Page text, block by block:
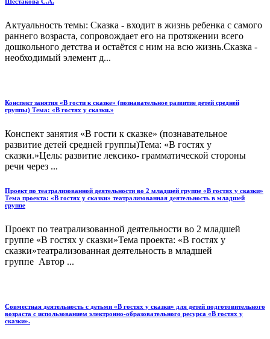
Шестакова С.А.
Актуальность темы: Сказка - входит в жизнь ребенка с самого
раннего возраста, сопровождает его на протяжении всего
дошкольного детства и остаётся с ним на всю жизнь.Сказка -
необходимый элемент д...
Конспект занятия «В гости к сказке» (познавательное развитие детей средней
группы) Тема: «В гостях у сказки.»
Конспект занятия «В гости к сказке» (познавательное
развитие детей средней группы)Тема: «В гостях у
сказки.»Цель: развитие лексико- грамматической стороны
речи через ...
Проект по театрализованной деятельности во 2 младшей группе «В гостях у сказки»
Тема проекта: «В гостях у сказки» театрализованная деятельность в младшей
группе
Проект по театрализованной деятельности во 2 младшей
группе «В гостях у сказки»Тема проекта: «В гостях у
сказки»театрализованная деятельность в младшей
группе Автор ...
Совместная деятельность с детьми «В гостях у сказки» для детей подготовительного
возраста с использованием электронно-образовательного ресурса «В гостях у
сказки».